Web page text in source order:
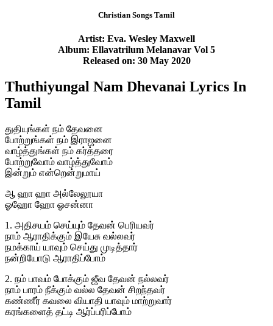
Christian Songs Tamil
Artist: Eva. Wesley Maxwell
Album: Ellavatrilum Melanavar Vol 5
Released on: 30 May 2020
Thuthiyungal Nam Dhevanai Lyrics In
Tamil
துதியுங்கள் நம் தேவனை
போற்றுங்கள் நம் இராஜனை
வாழ்த்துங்கள் நம் கர்த்தரை
போற்றுவோம் வாழ்த்துவோம்
இன்றும் என்றென்றுமாய்
ஆ ஹா ஹா அல்லேலூயா
ஓஹோ ஹோ ஓசன்னா
1. அதிசயம் செய்யும் தேவன் பெரியவர்
நாம் ஆராதிக்கும் இயேசு வல்லவர்
நமக்காய் யாவும் செய்து முடித்தார்
நன்றியோடு ஆராதிப்போம்
2. நம் பாவம் போக்கும் ஜீவ தேவன் நல்லவர்
நாம் பாரம் நீக்கும் வல்ல தேவன் சிறந்தவர்
கண்ணீர் கவலை வியாதி யாவும் மாற்றுவார்
கரங்களைத் தட்டி ஆர்ப்பரிப்போம்